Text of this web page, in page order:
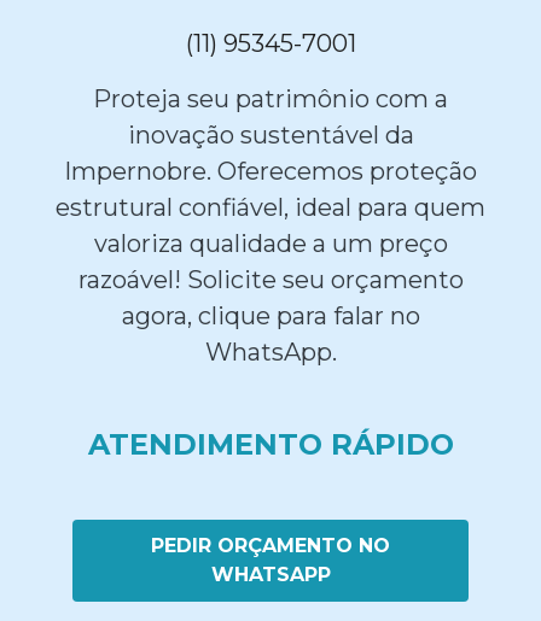
(11) 95345-7001
Proteja seu patrimônio com a
inovação sustentável da
Impernobre. Oferecemos proteção
estrutural confiável, ideal para quem
valoriza qualidade a um preço
razoável! Solicite seu orçamento
agora, clique para falar no
WhatsApp.
ATENDIMENTO RÁPIDO
PEDIR ORÇAMENTO NO
WHATSAPP